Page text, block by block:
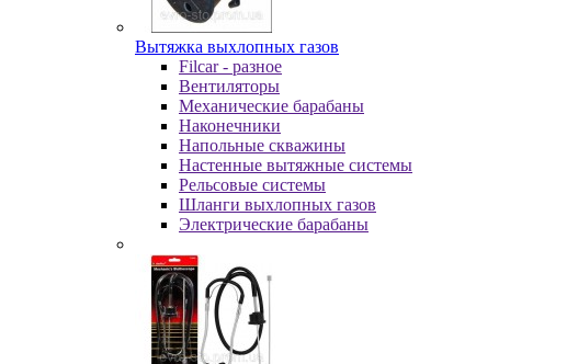
Вытяжка выхлопных газов
Filcar - разное
Вентиляторы
Механические барабаны
Наконечники
Напольные скважины
Настенные вытяжные системы
Рельсовые системы
Шланги выхлопных газов
Электрические барабаны